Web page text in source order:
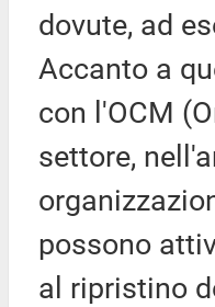
dovute, ad
Accanto a
con l'OCM
settore,
possono
al ripristino